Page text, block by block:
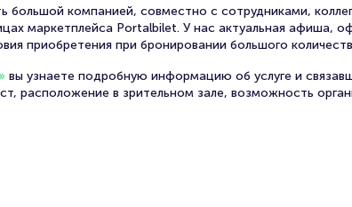
компанией, совместно с сотрудниками,
маркетплейса Portalbilet. У нас актуальная афиша,
приобретения при бронировании большого
вы узнаете подробную информацию об услуге и
расположение в зрительном зале, возможность